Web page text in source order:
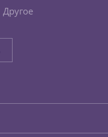
Другое